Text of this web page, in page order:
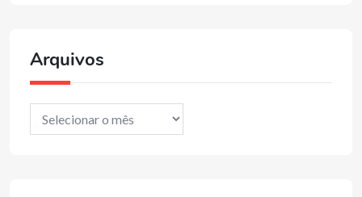
Arquivos
Arquivos